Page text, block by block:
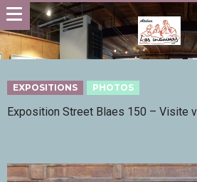
EXPOSITIONS PHOTOS
Exposition Street Blaes 150 – Visite